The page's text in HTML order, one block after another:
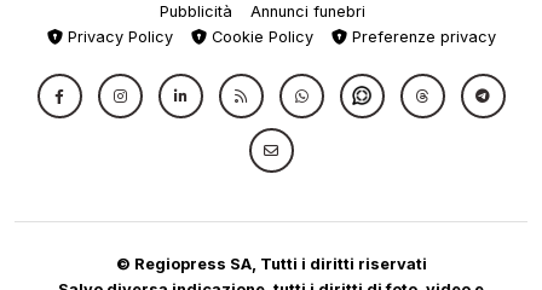
Pubblicità
Annunci funebri
Privacy Policy
Cookie Policy Preferenze privacy
© Regiopress SA, Tutti i diritti riservati